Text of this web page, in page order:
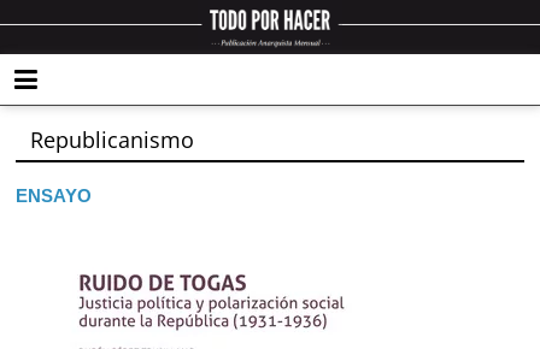
Republicanismo
ENSAYO